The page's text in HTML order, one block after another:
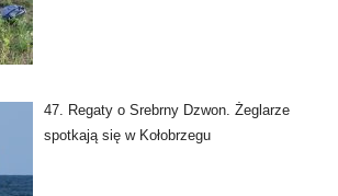
47. Regaty o Srebrny Dzwon. Żeglarze
spotkają się w Kołobrzegu